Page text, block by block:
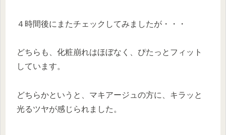
４時間後にまたチェックしてみましたが・・・
どちらも、化粧崩れはほぼなく、ぴたっとフィット
しています。
どちらかというと、マキアージュの方に、キラッと
光るツヤが感じられました。